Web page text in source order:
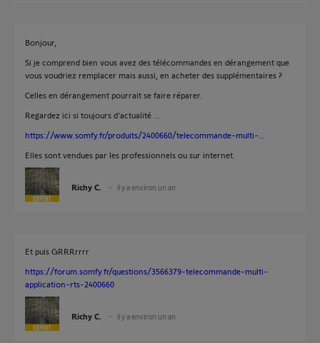
Bonjour,
Si je comprend bien vous avez des télécommandes en dérangement que
vous voudriez remplacer mais aussi, en acheter des supplémentaires ?
Celles en dérangement pourrait se faire réparer.
Regardez ici si toujours d'actualité ...
https://www.somfy.fr/produits/2400660/telecommande-multi-...
Elles sont vendues par les professionnels ou sur internet.
Richy C. il y a environ un an
Et puis GRRRrrrr
https://forum.somfy.fr/questions/3566379-telecommande-multi-
application-rts-2400660
Richy C. il y a environ un an